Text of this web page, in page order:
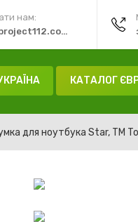
нам:
info@project112.com.ua
КАТАЛОГ
для ноутбука Star, ТМ